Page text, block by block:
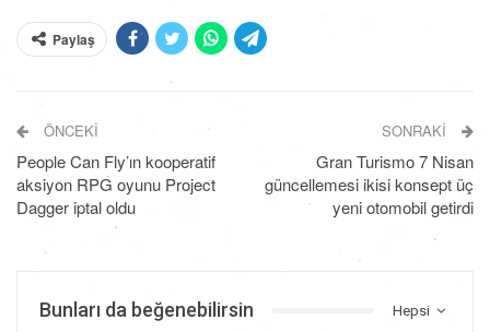
Paylaş
ÖNCEKI
People Can Fly’ın kooperatif
aksiyon RPG oyunu Project
Dagger iptal oldu
SONRAKI
Gran Turismo 7 Nisan
güncellemesi ikisi konsept üç
yeni otomobil getirdi
Hepsi
Bunları da beğenebilirsin